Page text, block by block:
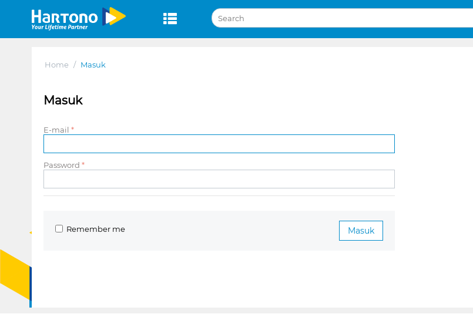
Home / Masuk
Masuk
E-mail
Password
Masuk
Remember me